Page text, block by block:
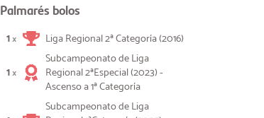
Palmarés bolos
1× Liga Regional 2ª Categoría (2016)
1×
Subcampeonato de Liga
Regional 2ªEspecial (2023) -
Ascenso a 1ª Categoría
Subcampeonato de Liga